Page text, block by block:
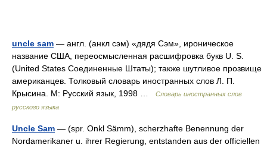
uncle sam — англ. (анкл сэм) «дядя Сэм», ироническое
название США, переосмысленная расшифровка букв U. S.
(United States Соединенные Штаты); также шутливое прозвище
американцев. Толковый словарь иностранных слов Л. П.
Крысина. М: Русский язык, 1998 …
Словарь иностранных слов
русского языка
Uncle Sam — (spr. Onkl Sämm), scherzhafte Benennung der
Nordamerikaner u. ihrer Regierung, entstanden aus der officiellen